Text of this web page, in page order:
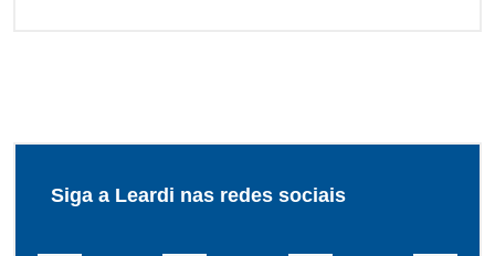
Siga a Leardi nas redes sociais